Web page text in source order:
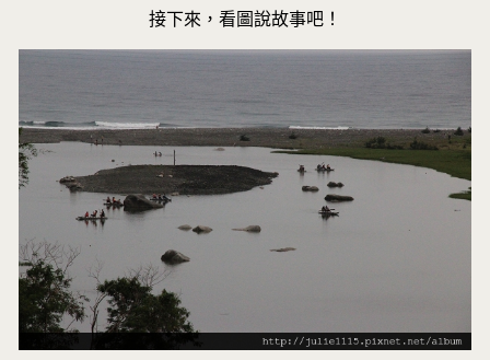
接下來，看圖說故事吧！